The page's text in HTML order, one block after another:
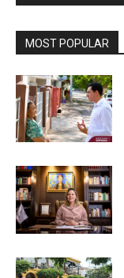
MOST POPULAR